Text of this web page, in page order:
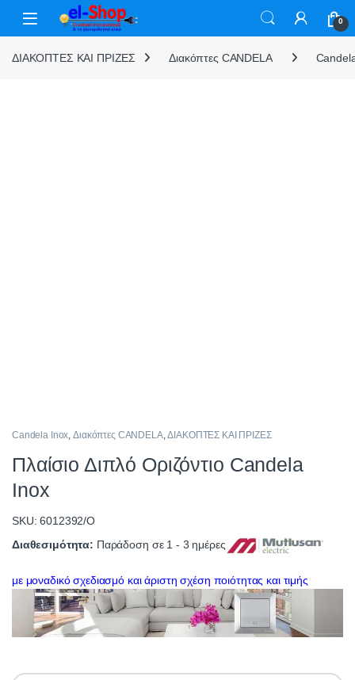
Skip to navigation
Skip to content
0
ΔΙΑΚΟΠΤΕΣ ΚΑΙ ΠΡΙΖΕΣ Διακόπτες CANDELA
Candela Inox ,Διακόπτες CANDELA,ΔΙΑΚΟΠΤΕΣ ΚΑΙ ΠΡΙΖΕΣ
Πλαίσιο Διπλό Οριζόντιο Candela
Inox
SKU: 6012392/Ο
Διαθεσιμότητα: Παράδοση σε 1 - 3 ημέρες
με μοναδικό σχεδιασμό και άριστη σχέση ποιότητας και τιμής